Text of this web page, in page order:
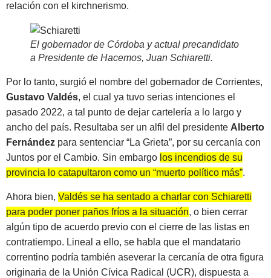
relación con el kirchnerismo.
El gobernador de Córdoba y actual precandidato
a Presidente de Hacemos, Juan Schiaretti.
Por lo tanto, surgió el nombre del gobernador de Corrientes,
Gustavo Valdés, el cual ya tuvo serias intenciones el
pasado 2022, a tal punto de dejar cartelería a lo largo y
ancho del país. Resultaba ser un alfil del presidente Alberto
Fernández para sentenciar “La Grieta”, por su cercanía con
Juntos por el Cambio. Sin embargo los incendios de su
provincia lo catapultaron como un “muerto político más”.
Ahora bien, Valdés se ha sentado a charlar con Schiaretti
para poder poner paños fríos a la situación, o bien cerrar
algún tipo de acuerdo previo con el cierre de las listas en
contratiempo. Lineal a ello, se habla que el mandatario
correntino podría también aseverar la cercanía de otra figura
originaria de la Unión Cívica Radical (UCR), dispuesta a